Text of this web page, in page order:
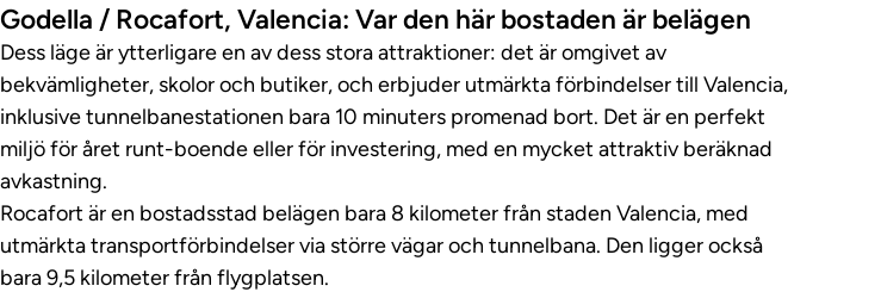
Godella / Rocafort, Valencia: Var den här bostaden är belägen
Dess läge är ytterligare en av dess stora attraktioner: det är omgivet av
bekvämligheter, skolor och butiker, och erbjuder utmärkta förbindelser till Valencia,
inklusive tunnelbanestationen bara 10 minuters promenad bort. Det är en perfekt
miljö för året runt-boende eller för investering, med en mycket attraktiv beräknad
avkastning.
Rocafort är en bostadsstad belägen bara 8 kilometer från staden Valencia, med
utmärkta transportförbindelser via större vägar och tunnelbana. Den ligger också
bara 9,5 kilometer från flygplatsen.